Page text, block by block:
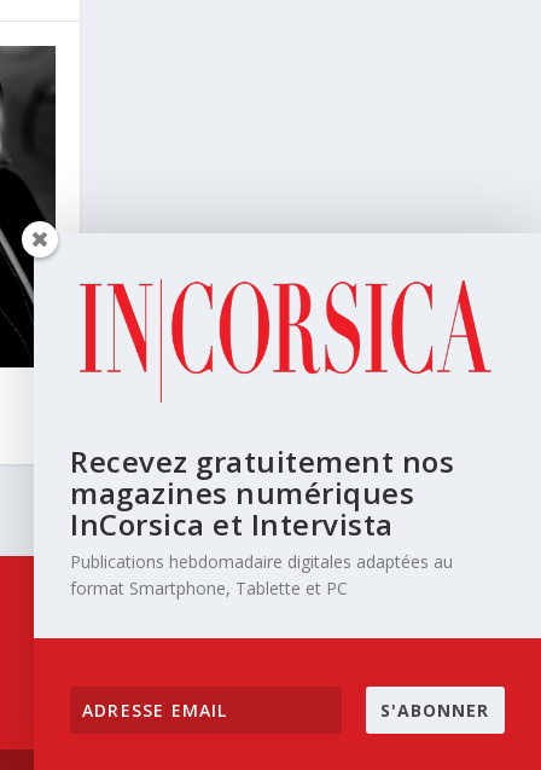
Recevez gratuitement nos
magazines numériques
InCorsica et Intervista
Publications hebdomadaire digitales adaptées au
format Smartphone, Tablette et PC
S'ABONNER